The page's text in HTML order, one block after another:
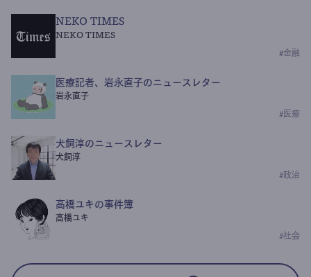
NEKO TIMES
NEKO TIMES
#金融
医療記者、岩永直子のニュースレター
岩永直子
# 医療
犬飼淳のニュースレター
犬飼淳
#政治
高橋ユキの事件簿
高橋ユキ
#社会